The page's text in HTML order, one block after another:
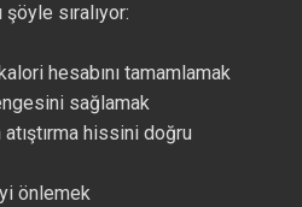
sıralıyor:
hesabını tamamlamak
sağlamak
hissini doğru
önlemek